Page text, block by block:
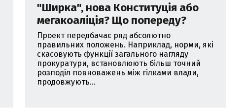
"Ширка", нова Конституція або
мегакоаліція? Що попереду?
Проект передбачає ряд абсолютно
правильних положень. Наприклад, норми, які
скасовують функції загального нагляду
прокуратури, встановлюють більш точний
розподіл повноважень між гілками влади,
продовжують...